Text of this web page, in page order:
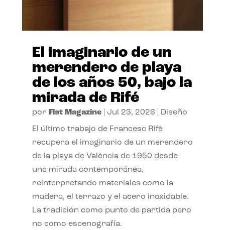
El imaginario de un
merendero de playa
de los años 50, bajo la
mirada de Rifé
por Flat Magazine| Jul 23, 2026 Diseño
El último trabajo de Francesc Rifé
recupera el imaginario de un merendero
de la playa de València de 1950 desde
una mirada contemporánea,
reinterpretando materiales como la
madera, el terrazo y el acero inoxidable.
La tradición como punto de partida pero
no como escenografía.